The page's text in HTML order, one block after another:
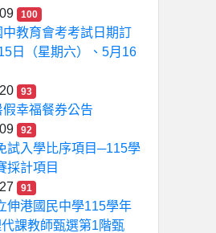
100
中教育會考考試日期訂
日（星期六）、5月16
93
假幸福餐券公告
92
試入學比序項目─115學
採計項目
91
伸港國民中學115學年
課教師甄選第1階甄